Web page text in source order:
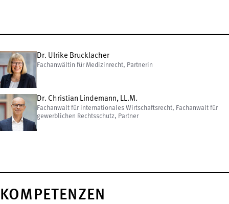
Dr. Ulrike Brucklacher
Fachanwältin für Medizinrecht, Partnerin
Dr. Christian Lindemann, LL.M.
Fachanwalt für internationales Wirtschaftsrecht, Fachanwalt für
gewerblichen Rechtsschutz, Partner
KOMPETENZEN